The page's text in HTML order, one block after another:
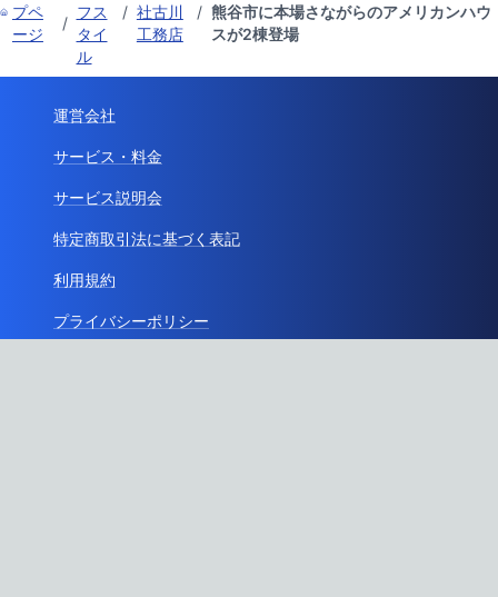
プペ
ージ
/
フス
タイ
ル
/ 社古川
工務店
/ 熊谷市に本場さながらのアメリカンハウ
スが2棟登場
運営会社
サービス・料金
サービス説明会
特定商取引法に基づく表記
利用規約
プライバシーポリシー